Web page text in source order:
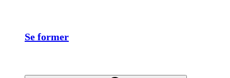
Se former